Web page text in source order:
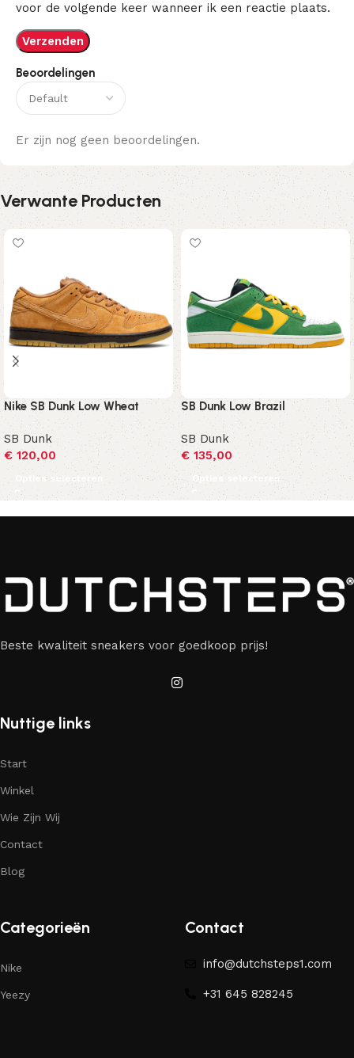
Beoordelingen
Er zijn nog geen beoordelingen.
voor de volgende keer wanneer ik een reactie plaats.
Verwante Producten
Nike SB Dunk Low Wheat
SB Dunk
€120,00
Opties selecteren
SB Dunk Low Brazil
SB Dunk
€ 135,00
Opties selecteren
Beste kwaliteit sneakers voor goedkoop prijs!
Nuttige links
Start
Winkel
Wie Zijn Wij
Contact
Blog
Categorieën
Nike
Yeezy
Contact
info@dutchsteps1.com
+31 645 828245